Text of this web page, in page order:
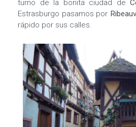
turno de la bonita ciudad de
Estrasburgo pasamos por
rápido por sus calles.